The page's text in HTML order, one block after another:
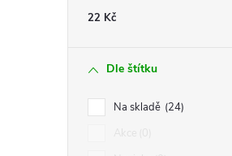
22 Kč
Dle štítku
Na skladě 24